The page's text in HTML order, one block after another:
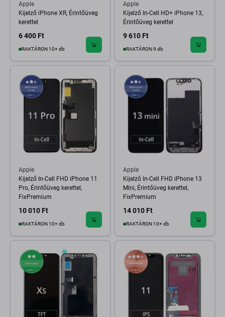
Apple
Kijelző iPhone XR, Érintőüveg
kerettel
6 400 Ft
RAKTÁRON 10+ db
Apple
Kijelző In-Cell HD+ iPhone 13,
Érintőüveg kerettel
9 610 Ft
RAKTÁRON 9 db
Apple
Kijelző In-Cell FHD iPhone 11
Pro, Érintőüveg kerettel,
FixPremium
10 010 Ft
RAKTÁRON 10+ db
Apple
Kijelző In-Cell FHD iPhone 13
Mini, Érintőüveg kerettel,
FixPremium
14 010 Ft
RAKTÁRON 10+ db